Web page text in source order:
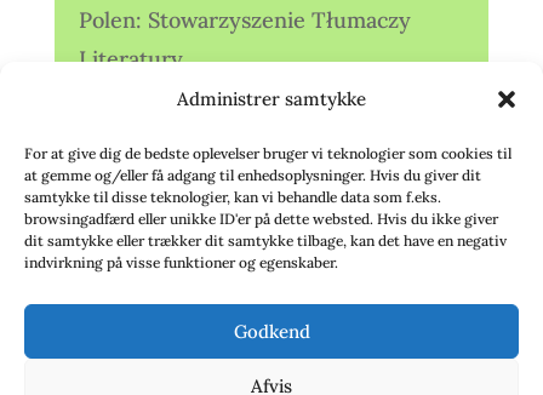
Administrer samtykke
For at give dig de bedste oplevelser bruger vi teknologier som cookies til
at gemme og/eller få adgang til enhedsoplysninger. Hvis du giver dit
samtykke til disse teknologier, kan vi behandle data som f.eks.
browsingadfærd eller unikke ID'er på dette websted. Hvis du ikke giver
dit samtykke eller trækker dit samtykke tilbage, kan det have en negativ
indvirkning på visse funktioner og egenskaber.
Godkend
Afvis
Polen: Stowarzyszenie Tłumaczy
Literatury
Storbritannien: Translators
Association (TA)
Sverige: Översättarsektionen (Ö.)
Sverige: Översättarcentrum (ÖC)
deutschsprachiger Übersetzer (VdÜ)